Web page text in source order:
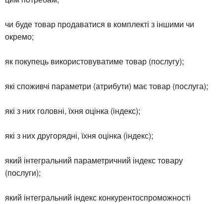
чи буде товар продаватися в комплекті з іншими чи
окремо;
як покупець використовуватиме товар (послугу);
які споживчі параметри (атрибути) має товар (послуга);
які з них головні, їхня оцінка (індекс);
які з них другорядні, їхня оцінка (індекс);
який інтегральний параметричний індекс товару
(послуги);
який інтегральний індекс конкурентоспроможності